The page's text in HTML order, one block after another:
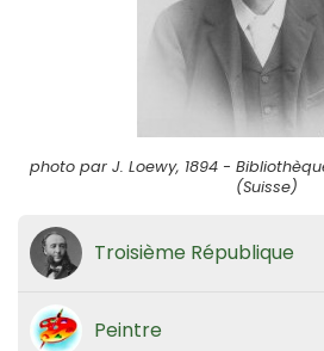
photo par J. Loewy, 1894 -
(Suisse)
Troisième République
Peintre